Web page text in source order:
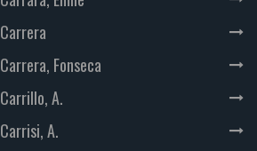
Carrera
Carrera, Fonseca
Carrillo, A.
Carrisi, A.